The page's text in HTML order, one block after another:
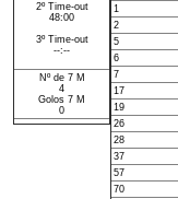
2º Time-out
48:00
3º Time-out
--:--
Nº de 7 M
4
Golos 7 M
0
1
2
5
6
7
17
19
26
28
37
57
70